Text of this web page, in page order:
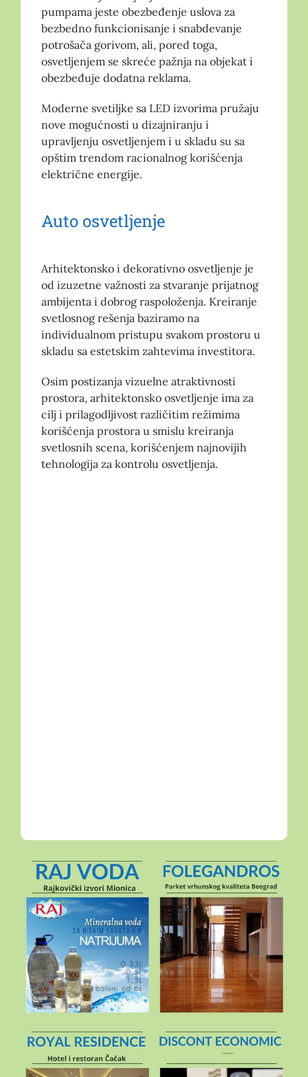
pumpama jeste obezbeđenje uslova za
bezbedno funkcionisanje i snabdevanje
potrošača gorivom, ali, pored toga,
osvetljenjem se skreće pažnja na objekat i
obezbeđuje dodatna reklama.
Moderne svetiljke sa LED izvorima pružaju
nove mogućnosti u dizajniranju i
upravljenju osvetljenjem i u skladu su sa
opštim trendom racionalnog korišćenja
električne energije.
Auto osvetljenje
Arhitektonsko i dekorativno osvetljenje je
od izuzetne važnosti za stvaranje prijatnog
ambijenta i dobrog raspoloženja. Kreiranje
svetlosnog rešenja baziramo na
individualnom pristupu svakom prostoru u
skladu sa estetskim zahtevima investitora.
Osim postizanja vizuelne atraktivnosti
prostora, arhitektonsko osvetljenje ima za
cilj i prilagodljivost različitim režimima
korišćenja prostora u smislu kreiranja
svetlosnih scena, korišćenjem najnovijih
tehnologija za kontrolu osvetljenja.